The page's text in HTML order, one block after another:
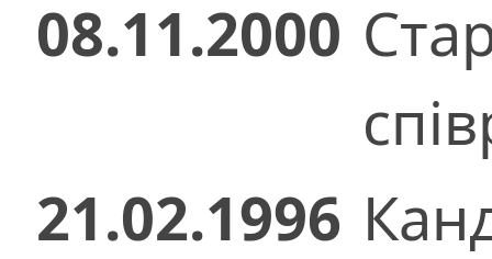
08.11.2000
21.02.1996